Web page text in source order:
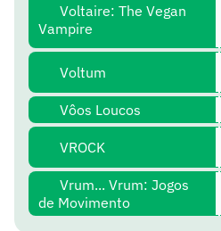
Voltaire: The Vegan
Vampire
Voltum
Vôos Loucos
VROCK
Vrum... Vrum: Jogos
de Movimento